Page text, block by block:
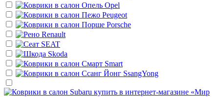
Opel
Peugeot
Porsche
Renault
SEAT
Skoda
Smart
SsangYong